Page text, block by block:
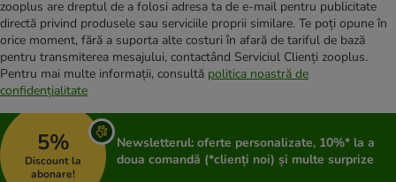
zooplus are dreptul de a folosi adresa ta de e-mail pentru publicitate
directă privind produsele sau serviciile proprii similare. Te poți opune în
orice moment, fără a suporta alte costuri în afară de tariful de bază
pentru transmiterea mesajului, contactând Serviciul Clienți zooplus.
Pentru mai multe informații, consultă politica noastră de
confidențialitate
5%
Discount la
abonare!
Newsletterul: oferte personalizate, 10%* la a
doua comandă (*clienți noi) și multe surprize